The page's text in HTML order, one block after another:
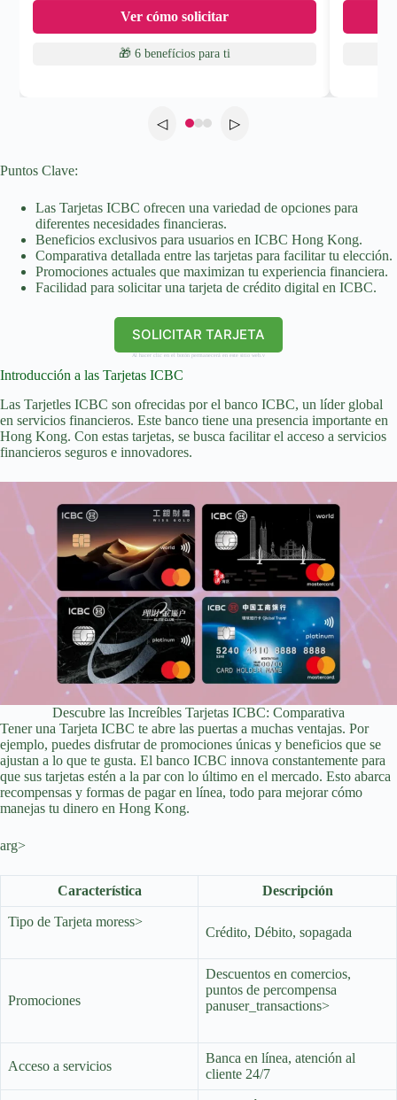
Ver cómo solicitar
🎁 6 benefícios para ti
◁ ▷
Puntos Clave:
Las Tarjetas ICBC ofrecen una variedad de opciones para
diferentes necesidades financieras.
Beneficios exclusivos para usuarios en ICBC Hong Kong.
Comparativa detallada entre las tarjetas para facilitar tu elección.
Promociones actuales que maximizan tu experiencia financiera.
Facilidad para solicitar una tarjeta de crédito digital en ICBC.
SOLICITAR TARJETA
Al hacer clic en el botón permanecerá en este sitio web.v
Introducción a las Tarjetas ICBC
Las Tarjetles ICBC son ofrecidas por el banco ICBC, un líder global
en servicios financieros. Este banco tiene una presencia importante en
Hong Kong. Con estas tarjetas, se busca facilitar el acceso a servicios
financieros seguros e innovadores.
Descubre las Increíbles Tarjetas ICBC: Comparativa
Tener una Tarjeta ICBC te abre las puertas a muchas ventajas. Por
ejemplo, puedes disfrutar de promociones únicas y beneficios que se
ajustan a lo que te gusta. El banco ICBC innova constantemente para
que sus tarjetas estén a la par con lo último en el mercado. Esto abarca
recompensas y formas de pagar en línea, todo para mejorar cómo
manejas tu dinero en Hong Kong.
arg>
Característica Descripción
Tipo de Tarjeta moress>
Crédito, Débito, sopagada
Promociones
Descuentos en comercios,
puntos de percompensa
panuser_transactions>
Acceso a servicios
Banca en línea, atención al
cliente 24/7